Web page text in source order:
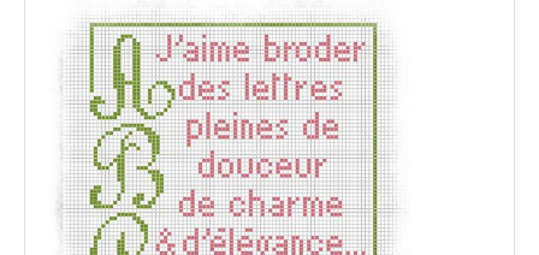
Grenier
De
Zoé